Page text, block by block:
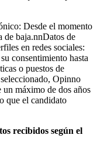
Desde el momento
de baja.nnDatos de
en redes sociales:
consentimiento hasta
o puestos de
Opinno
máximo de dos años
que el candidato
recibidos según el